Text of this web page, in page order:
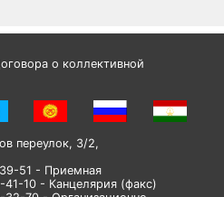
о коллективной
переулок, 3/2,
51 - Приемная
10 - Канцелярия (факс)